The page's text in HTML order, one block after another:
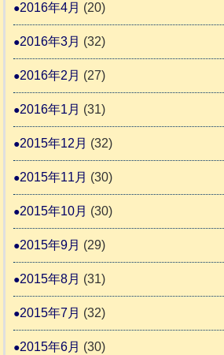
2016年4月 (20)
2016年3月 (32)
2016年2月 (27)
2016年1月 (31)
2015年12月 (32)
2015年11月 (30)
2015年10月 (30)
2015年9月 (29)
2015年8月 (31)
2015年7月 (32)
2015年6月 (30)